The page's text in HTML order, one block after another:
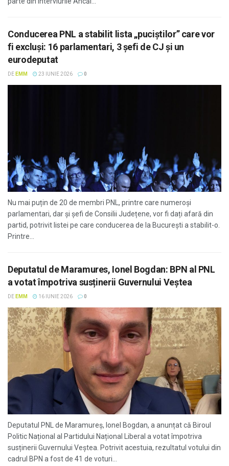
Conducerea PNL a stabilit lista „puciștilor” care vor
fi excluși: 16 parlamentari, 3 șefi de CJ și un
eurodeputat
DE EMM 23 IUNIE 2026 0
Nu mai puțin de 20 de membri PNL, printre care numeroși
parlamentari, dar și șefi de Consilii Județene, vor fi dați afară din
partid, potrivit listei pe care conducerea de la București a stabilit-o.
Printre...
Deputatul de Maramures, Ionel Bogdan: BPN al PNL
a votat împotriva susținerii Guvernului Veștea
DE EMM 16 IUNIE 2026 0
Deputatul PNL de Maramureș, Ionel Bogdan, a anunțat că Biroul
Politic Național al Partidului Național Liberal a votat împotriva
susținerii Guvernului Veștea. Potrivit acestuia, rezultatul votului din
cadrul BPN a fost de 41 de voturi...